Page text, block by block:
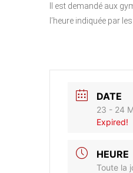
Il est demandé aux
l’heure indiquée par
DATE
23 - 24
Expired!
HEURE
Toute la